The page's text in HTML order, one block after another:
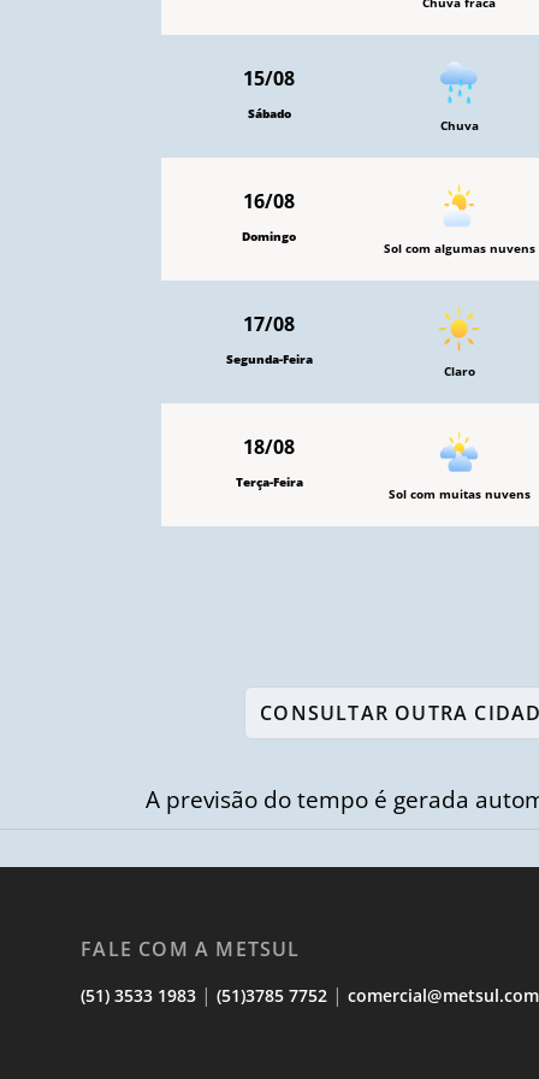
15/08
Sábado
Chuva
16/08
Domingo
Sol com algumas nuvens
17/08
Segunda-Feira
Claro
18/08
Terça-Feira
Sol com muitas nuvens
A previsão do tempo é gerada
FALE COM A METSUL
(51) 3533 1983 |(51)3785 7752 |comercial@metsul.com